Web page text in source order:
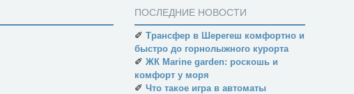
ПОСЛЕДНИЕ НОВОСТИ
✐ Трансфер в Шерегеш комфортно и
быстро до горнолыжного курорта
✐ ЖК Marine garden: роскошь и
комфорт у моря
✐ Что такое игра в автоматы